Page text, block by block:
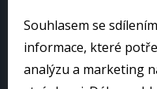
© Česká
Souhlasem se
informace, které
analýzu a marketing